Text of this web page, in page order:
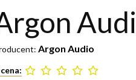
Argon Audio